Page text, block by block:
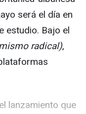
será el día en
estudio. Bajo el
radical),
lanzamiento que